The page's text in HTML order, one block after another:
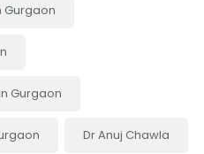
Gurgaon
Dr Anuj Chawla